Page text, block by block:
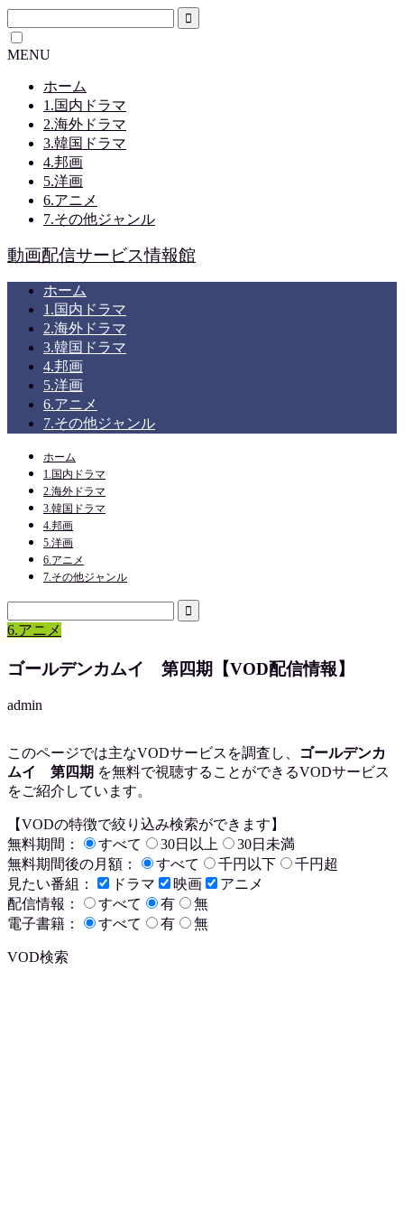
MENU
ホーム
1.国内ドラマ
2.海外ドラマ
3.韓国ドラマ
4.邦画
5.洋画
6.アニメ
7.その他ジャンル
動画配信サービス情報館
ホーム
1.国内ドラマ
2.海外ドラマ
3.韓国ドラマ
4.邦画
5.洋画
6.アニメ
7.その他ジャンル
ホーム
1.国内ドラマ
2.海外ドラマ
3.韓国ドラマ
4.邦画
5.洋画
6.アニメ
7.その他ジャンル
6.アニメ
ゴールデンカムイ 第四期【VOD配信情報】
admin
このページでは主なVODサービスを調査し、
ゴールデンカ
ムイ 第四期 を無料で視聴することができるVODサービス
をご紹介しています。
【VODの特徴で絞り込み検索ができます】
無料期間：
すべて 30日以上
30日未満
無料期間後の月額：
すべて 千円以下
千円超
見たい番組：
ドラマ 映画
アニメ
配信情報：
すべて 有
無
電子書籍：
すべて 有 無
VOD検索